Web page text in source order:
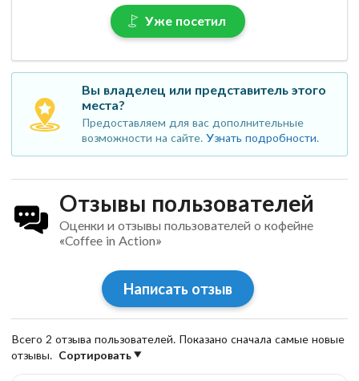
Уже посетил
Вы владелец или представитель этого
места?
Предоставляем для вас дополнительные
возможности на сайте.Узнать подробности.
Отзывы пользователей
Оценки и отзывы пользователей о кофейне
«Coffee in Action»
Написать отзыв
Всего 2 отзыва пользователей. Показано сначала самые новые
отзывы. Сортировать